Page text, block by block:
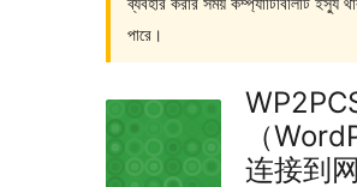
পারে।
（
连接到网